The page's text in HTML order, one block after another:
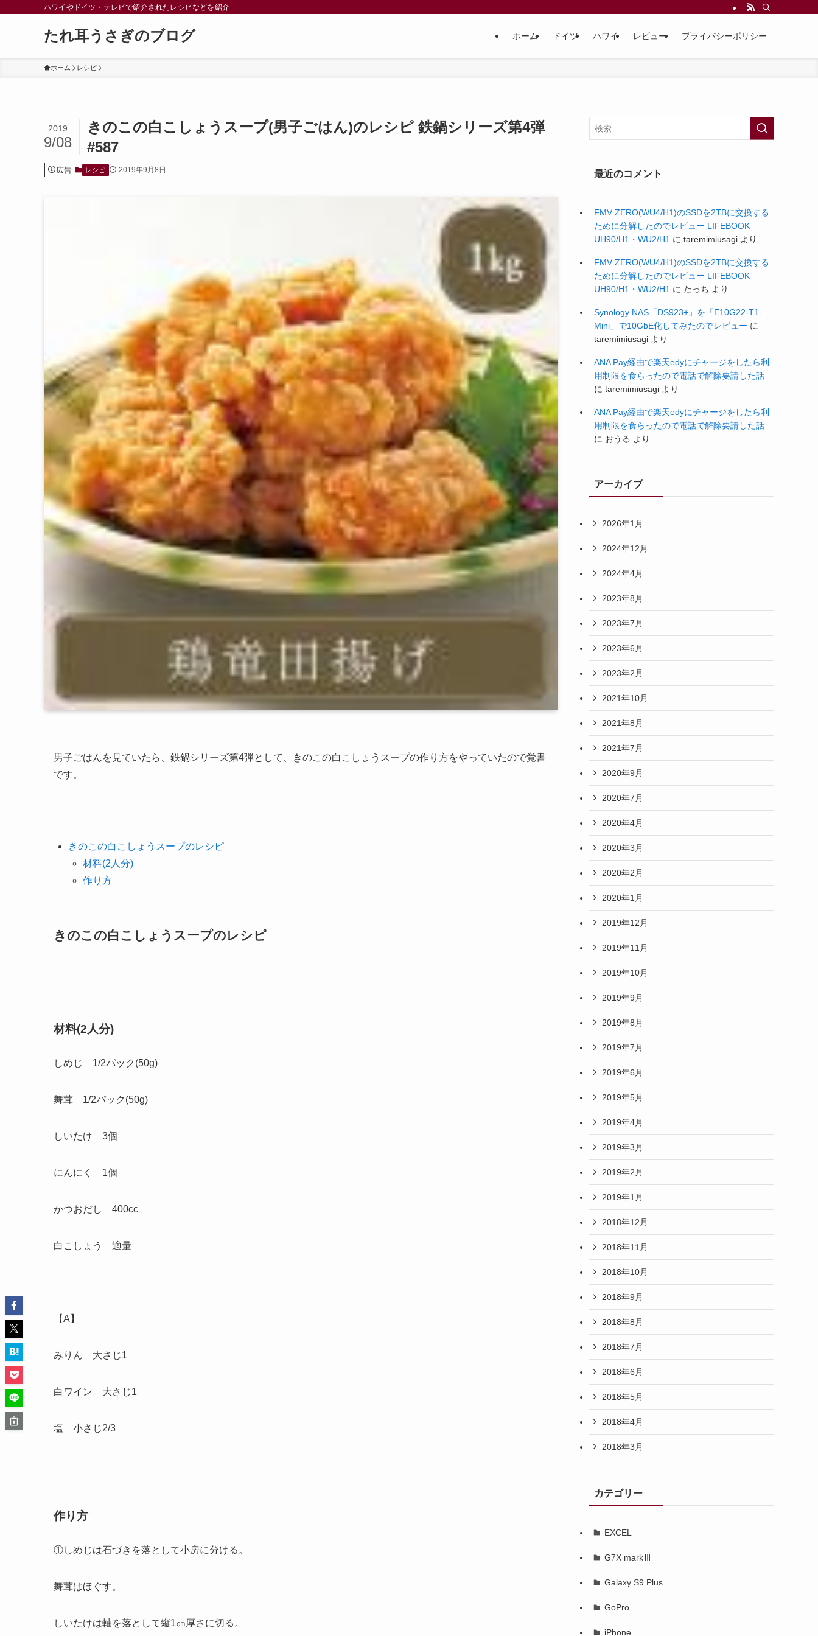
ハワイやドイツ・テレビで紹介されたレシピなどを紹介
たれ耳うさぎのブログ ホーム ドイツ ハワイ レビュー プライバシーポリシー
ホーム レシピ
きのこの白こしょうスープ(男子ごはん)のレシピ 鉄鍋シリーズ第4弾
#587
2019
9/08
広告 レシピ 2019年9月8日
男子ごはんを見ていたら、鉄鍋シリーズ第4弾として、きのこの白こしょうスープの作り方をやっていたので覚書
です。
きのこの白こしょうスープのレシピ
材料(2人分)
作り方
きのこの白こしょうスープのレシピ
材料(2人分)
しめじ 1/2パック(50g)
舞茸 1/2パック(50g)
しいたけ 3個
にんにく 1個
かつおだし 400cc
白こしょう 適量
【A】
みりん 大さじ1
白ワイン 大さじ1
塩 小さじ2/3
作り方
①しめじは石づきを落として小房に分ける。
舞茸はほぐす。
しいたけは軸を落として縦1㎝厚さに切る。
最近のコメント
FMV ZERO(WU4/H1)のSSDを2TBに交換する
ために分解したのでレビュー LIFEBOOK
UH90/H1・WU2/H1 に taremimiusagi より
FMV ZERO(WU4/H1)のSSDを2TBに交換する
ために分解したのでレビュー LIFEBOOK
UH90/H1・WU2/H1 に たっち より
Synology NAS「DS923+」を「E10G22-T1-
Mini」で10GbE化してみたのでレビュー に
taremimiusagi より
ANA Pay経由で楽天edyにチャージをしたら利
用制限を食らったので電話で解除要請した話
に taremimiusagi より
ANA Pay経由で楽天edyにチャージをしたら利
用制限を食らったので電話で解除要請した話
に おうる より
アーカイブ
2026年1月
2024年12月
2024年4月
2023年8月
2023年7月
2023年6月
2023年2月
2021年10月
2021年8月
2021年7月
2020年9月
2020年7月
2020年4月
2020年3月
2020年2月
2020年1月
2019年12月
2019年11月
2019年10月
2019年9月
2019年8月
2019年7月
2019年6月
2019年5月
2019年4月
2019年3月
2019年2月
2019年1月
2018年12月
2018年11月
2018年10月
2018年9月
2018年8月
2018年7月
2018年6月
2018年5月
2018年4月
2018年3月
カテゴリー
EXCEL
G7X markⅢ
Galaxy S9 Plus
GoPro
iPhone